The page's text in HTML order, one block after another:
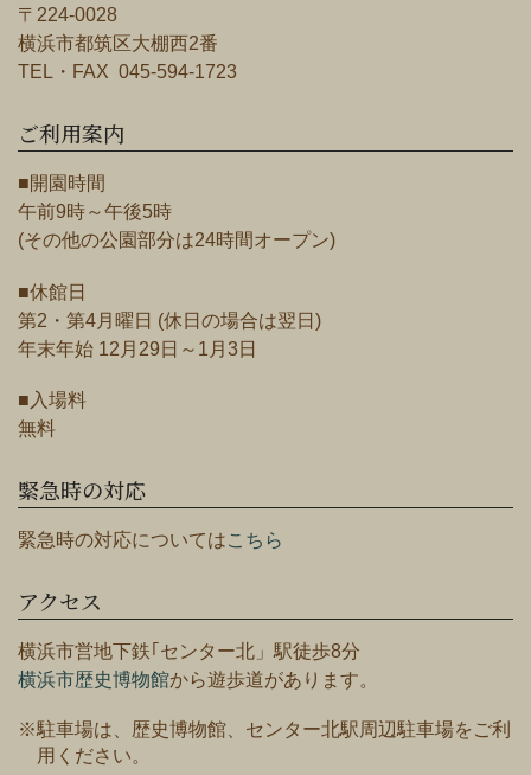
〒224-0028
横浜市都筑区大棚西2番
TEL・FAX 045-594-1723
ご利用案内
■開園時間
午前9時～午後5時
(その他の公園部分は24時間オープン)
■休館日
第2・第4月曜日 (休日の場合は翌日)
年末年始 12月29日～1月3日
■入場料
無料
緊急時の対応
緊急時の対応についてはこちら
アクセス
横浜市営地下鉄｢センター北」駅徒歩8分
横浜市歴史博物館から遊歩道があります。
※駐車場は、歴史博物館、センター北駅周辺駐車場をご利
用ください。